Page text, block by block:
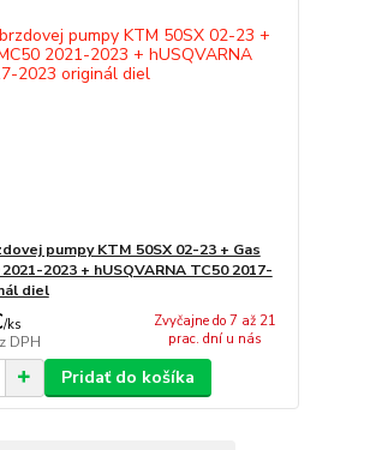
pumpy KTM 50SX 02-23 + Gas
2023 + hUSQVARNA TC50 2017-
diel
/ks
DPH
Zvyčajne do 7 až 21
prac. dní u nás
Pridať do košíka